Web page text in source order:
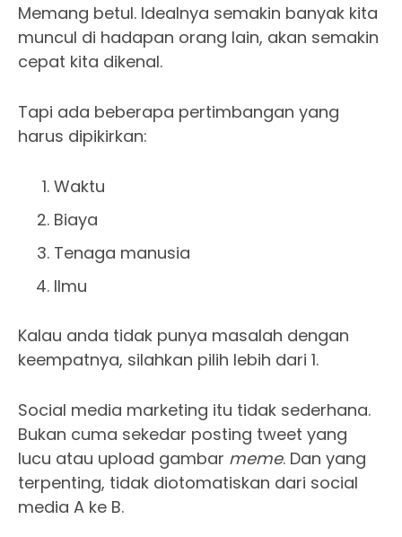
Memang betul. Idealnya semakin banyak kita
muncul di hadapan orang lain, akan semakin
cepat kita dikenal.
Tapi ada beberapa pertimbangan yang
harus dipikirkan:
Waktu
Biaya
Tenaga manusia
Ilmu
Kalau anda tidak punya masalah dengan
keempatnya, silahkan pilih lebih dari 1.
Social media marketing itu tidak sederhana.
Bukan cuma sekedar posting tweet yang
lucu atau upload gambar meme. Dan yang
terpenting, tidak diotomatiskan dari social
media A ke B.